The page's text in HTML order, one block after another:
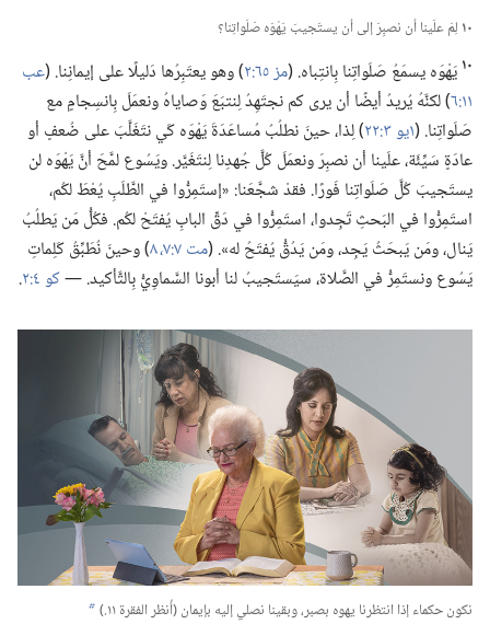
١٠ لِمَ علَينا أن نصبِرَ إلى أن يستَجيبَ يَهْوَه صَلَواتِنا؟‏
١٠ يَهْوَه يسمَعُ صَلَواتِنا بِانتِباه.‏ (‏مز ٦٥:‏٢ ‏)‏ وهو يعتَبِرُها دَليلًا على إيمانِنا.‏ (‏عب
١١:‏٦ ‏)‏ لكنَّهُ يُريدُ أيضًا أن يرى كم نجتَهِدُ لِنتبَعَ وَصاياهُ ونعمَلَ بِانسِجامٍ مع
صَلَواتِنا.‏ (‏١يو ٣:‏٢٢
‏)‏ لِذا،‏ حينَ نطلُبُ مُساعَدَةَ يَهْوَه كَي نتَغَلَّبَ على ضُعفٍ أو
عادَةٍ سَيِّئَة،‏ علَينا أن نصبِرَ ونعمَلَ كُلَّ جُهدِنا لِنتَغَيَّر.‏ ويَسُوع لمَّحَ أنَّ يَهْوَه لن
يستَجيبَ كُلَّ صَلَواتِنا فَورًا.‏ فقدْ شجَّعَنا:‏ «إستَمِرُّوا في الطَّلَبِ يُعْطَ لكُم،‏
استَمِرُّوا في البَحثِ تَجِدوا،‏ استَمِرُّوا في دَقِّ البابِ يُفتَحْ لكُم.‏ فكُلُّ مَن يَطلُبُ
يَنال،‏ ومَن يَبحَثُ يَجِد،‏ ومَن يَدُقُّ يُفتَحُ له».‏ (‏مت ٧:‏٧،‏ ٨
‏)‏ وحينَ نُطَبِّقُ كَلِماتِ
يَسُوع ونستَمِرُّ في الصَّلاة،‏ سيَستَجيبُ لنا أبونا السَّماوِيُّ بِالتَّأكيد.‏ —‏كو ٤:‏٢ ‏.‏
نكون حكماء إذا انتظرنا يهوه بصبر،‏ وبقينا نصلي إليه بإيمان (‏أُنظر الفقرة ١١.‏)‏ b